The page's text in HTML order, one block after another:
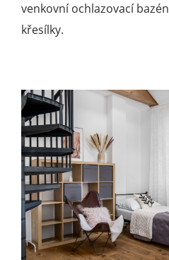
venkovní ochlazovací bazén
křesílky.